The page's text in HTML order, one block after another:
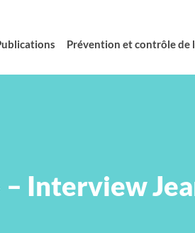
Prévention et contrôle de
Interview